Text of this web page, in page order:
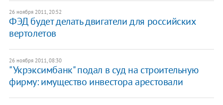
26 ноября 2011, 20:52
ФЭД будет делать двигатели для российских
вертолетов
26 ноября 2011, 08:30
"Укрэксимбанк" подал в суд на строительную
фирму: имущество инвестора арестовали